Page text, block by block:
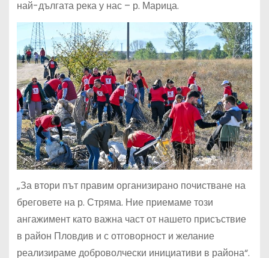
най-дългата река у нас – р. Марица.
„За втори път правим организирано почистване на
бреговете на р. Стряма. Ние приемаме този
ангажимент като важна част от нашето присъствие
в район Пловдив и с отговорност и желание
реализираме доброволчески инициативи в района“.